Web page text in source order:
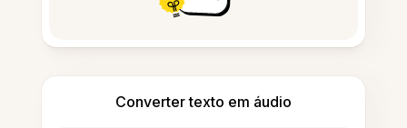
Converter texto em áudio